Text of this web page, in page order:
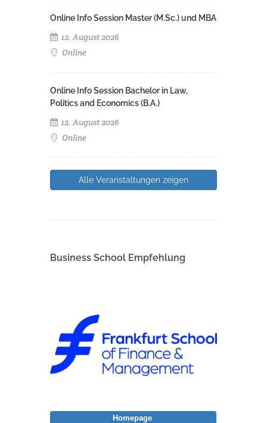
Online Info Session Master (M.Sc.) und MBA
12. August 2026
Online
Online Info Session Bachelor in Law,
Politics and Economics (B.A.)
12. August 2026
Online
Alle Veranstaltungen zeigen
Business School Empfehlung
Homepage